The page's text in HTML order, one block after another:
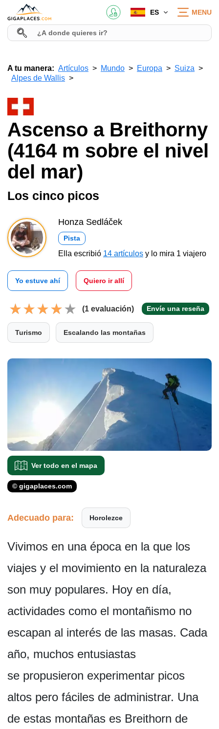
ES MENU
A tu manera: Artículos Mundo Europa
Suiza
Alpes de Wallis
Ascenso a Breithorny
(4164 m sobre el nivel
del mar)
Los cinco picos
Honza Sedláček
Pista
Ella escribió 14 artículos y lo mira 1 viajero
Yo estuve ahí Quiero ir allí
(1 evaluación) Envíe una reseña
Turismo Escalando las montañas
Ver todo en el mapa
© gigaplaces.com
Adecuado para: Horolezce
Vivimos en una época en la que los
viajes y el movimiento en la naturaleza
son muy populares. Hoy en día,
actividades como el montañismo no
escapan al interés de las masas. Cada
año, muchos entusiastas
se propusieron experimentar picos
altos pero fáciles de administrar. Una
de estas montañas es Breithorn de